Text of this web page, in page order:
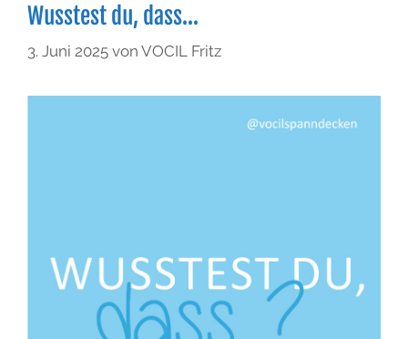
Wusstest du, dass…
3. Juni 2025 von VOCIL Fritz